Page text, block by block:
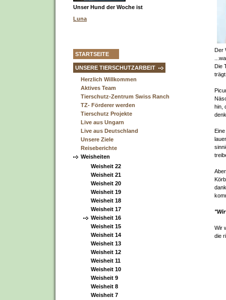
Unser Hund der Woche ist
Luna
STARTSEITE
UNSERE TIERSCHUTZARBEIT
Herzlich Willkommen
Aktives Team
Tierschutz-Zentrum Swiss Ranch
TZ- Förderer werden
Tierschutz Projekte
Live aus Ungarn
Live aus Deutschland
Unsere Ziele
Reiseberichte
Weisheiten
Weisheit 22
Weisheit 21
Weisheit 20
Weisheit 19
Weisheit 18
Weisheit 17
Weisheit 16
Weisheit 15
Weisheit 14
Weisheit 13
Weisheit 12
Weisheit 11
Weisheit 10
Weisheit 9
Weisheit 8
Weisheit 7
Der
Die
hin,
Wir
die